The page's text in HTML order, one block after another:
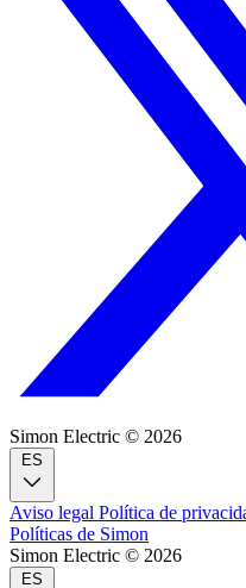
Simon Electric © 2026
Aviso legal Política de
Políticas de Simon
Simon Electric © 2026